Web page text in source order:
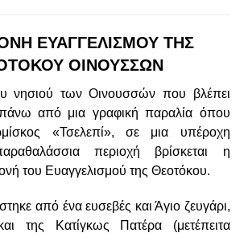
ΕΥΑΓΓΕΛΙΣΜΟΥ ΤΗΣ
ΟΙΝΟΥΣΣΩΝ
νησιού των Οινουσσών που βλέπει
από μια γραφική παραλία όπου
«Τσελεπί», σε μια υπέροχη
περιοχή βρίσκεται η
του Ευαγγελισμού της Θεοτόκου.
από ένα ευσεβές και Άγιο ζευγάρι,
της Κατίγκως Πατέρα (μετέπειτα